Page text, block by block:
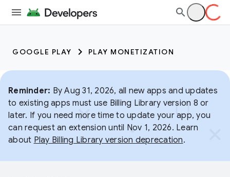
GOOGLE PLAY PLAY MONETIZATION
Reminder: By Aug 31, 2026, all new apps and updates
to existing apps must use Billing Library version 8 or
later. If you need more time to update your app, you
can request an extension until Nov 1, 2026. Learn
about Play Billing Library version deprecation.